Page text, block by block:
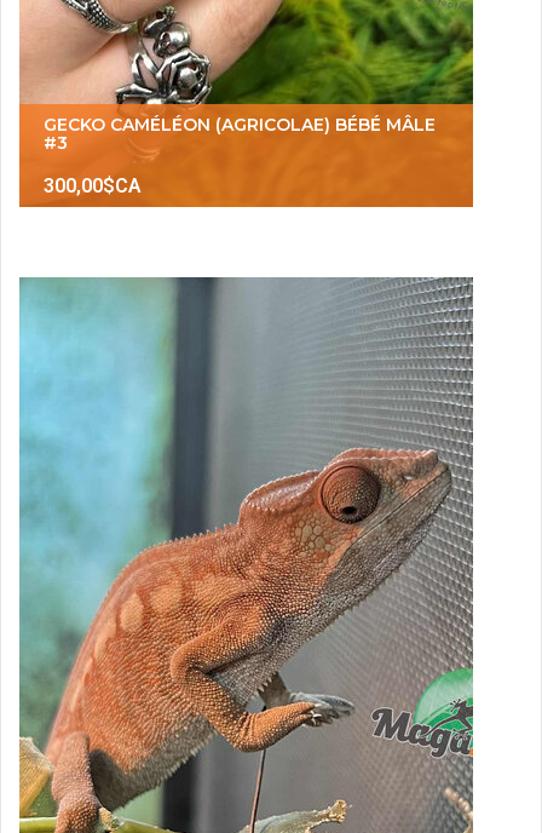
GECKO CAMÉLÉON (AGRICOLAE) BÉBÉ MÂLE
#3
300,00$CA